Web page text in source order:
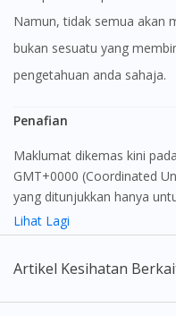
Namun, tidak semua akan
bukan sesuatu yang
pengetahuan anda sahaja.
Penafian
Maklumat dikemas kini pada: Wed Jul 01 2026 09:22:59
GMT+0000 (Coordinated
yang ditunjukkan hanya
mungkin tidak seperti
maklumat sahaja, bagi
bukan bertujuan sebagai
Lihat Lagi
Artikel Kesihatan